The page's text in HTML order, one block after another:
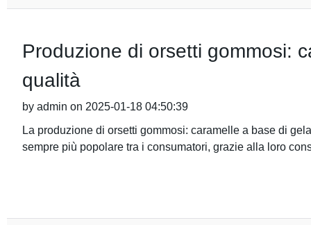
Produzione di orsetti gommosi:
qualità
by admin on 2025-01-18 04:50:39
La produzione di orsetti gommosi: caramelle a base di
sempre più popolare tra i consumatori, grazie alla loro